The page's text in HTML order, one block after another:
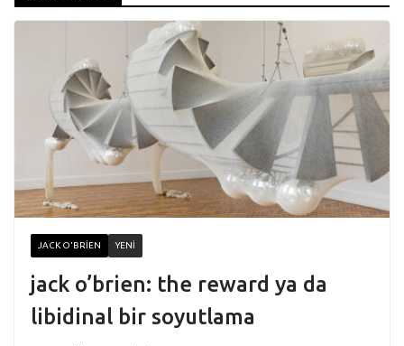
JACK O'BRIEN YENI
jack o’brien: the reward ya da
libidinal bir soyutlama